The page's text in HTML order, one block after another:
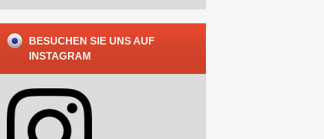
BESUCHEN SIE UNS AUF
INSTAGRAM